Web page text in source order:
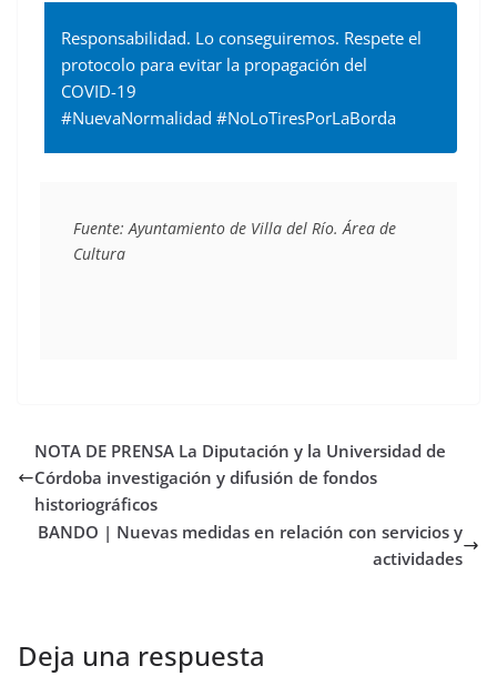
Responsabilidad. Lo conseguiremos. Respete el
protocolo para evitar la propagación del
COVID-19
#NuevaNormalidad #NoLoTiresPorLaBorda
Fuente: Ayuntamiento de Villa del Río. Área de
Cultura
NOTA DE PRENSA La Diputación y la Universidad de
Córdoba investigación y difusión de fondos
historiográficos
BANDO | Nuevas medidas en relación con servicios y
actividades
Deja una respuesta